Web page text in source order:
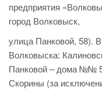
предприятия
город Волковыск,
улица Панковой, 58).
Волковыска:
Панковой – дома №№
Скорины (за